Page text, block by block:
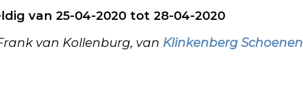
van 25-04-2020 tot 28-04-2020
van Kollenburg, van Klinkenberg Schoenen